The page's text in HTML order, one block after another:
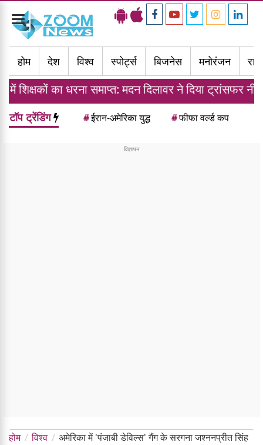
Toggle
navigation
होम
देश विश्व स्पोर्ट्स बिजनेस मनोरंजन
धरना समाप्त: मदन दिलावर ने दिया ट्रांसफर नीति का आश्वासन
टॉप ट्रेंडिंग #ईरान-अमेरिका युद्ध #फीफा वर्ल्ड कप
होम विश्व
अमेरिका में 'पंजाबी डेविल्स' गैंग के सरगना जश्ननप्रीत सिंह